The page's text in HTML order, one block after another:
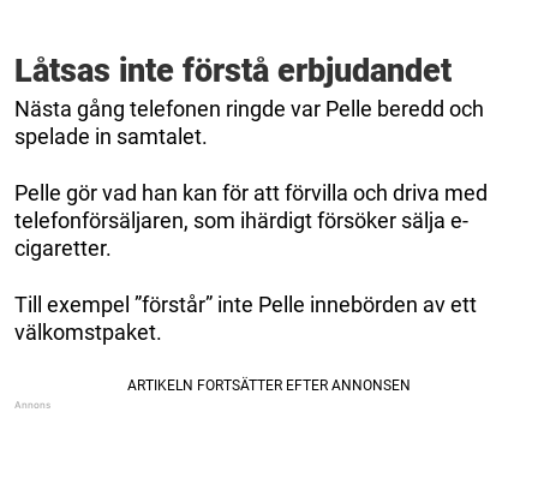
Låtsas inte förstå erbjudandet
Nästa gång telefonen ringde var Pelle beredd och
spelade in samtalet.
Pelle gör vad han kan för att förvilla och driva med
telefonförsäljaren, som ihärdigt försöker sälja e-
cigaretter.
Till exempel ”förstår” inte Pelle innebörden av ett
välkomstpaket.